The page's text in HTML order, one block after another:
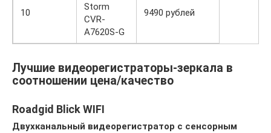
10
Storm
CVR-
A7620S-G
9490 рублей
Лучшие видеорегистраторы-зеркала в
соотношении цена/качество
Roadgid Blick WIFI
Двухканальный видеорегистратор с сенсорным